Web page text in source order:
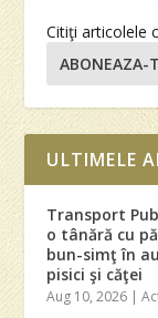
Citiţi articolele
ABONEAZA-
ULTIMELE
Transport
o tânără cu
bun-simţ în
pisici şi căţei
Aug 10, 2026 |